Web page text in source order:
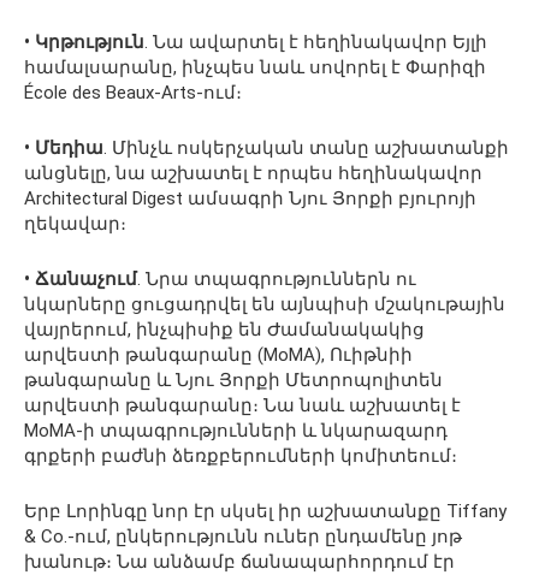
• Կրթություն. Նա ավարտել է հեղինակավոր Եյլի
համալսարանը, ինչպես նաև սովորել է Փարիզի
École des Beaux-Arts-ում։
• Մեդիա. Մինչև ոսկերչական տանը աշխատանքի
անցնելը, նա աշխատել է որպես հեղինակավոր
Architectural Digest ամսագրի Նյու Յորքի բյուրոյի
ղեկավար։
• Ճանաչում. Նրա տպագրություններն ու
նկարները ցուցադրվել են այնպիսի մշակութային
վայրերում, ինչպիսիք են Ժամանակակից
արվեստի թանգարանը (MoMA), Ուիթնիի
թանգարանը և Նյու Յորքի Մետրոպոլիտեն
արվեստի թանգարանը։ Նա նաև աշխատել է
MoMA-ի տպագրությունների և նկարազարդ
գրքերի բաժնի ձեռքբերումների կոմիտեում։
Երբ Լորինգը նոր էր սկսել իր աշխատանքը Tiffany
& Co.-ում, ընկերությունն ուներ ընդամենը յոթ
խանութ։ Նա անձամբ ճանապարհորդում էր